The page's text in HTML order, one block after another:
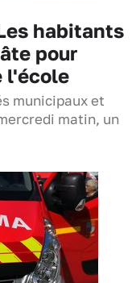
habitants
pour
l'école
municipaux et
matin, un